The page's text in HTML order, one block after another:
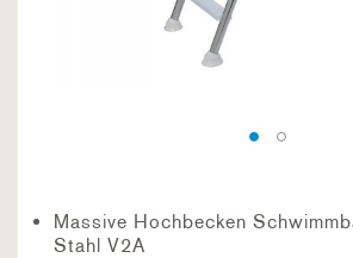
Massive Hochbecken
Stahl V2A